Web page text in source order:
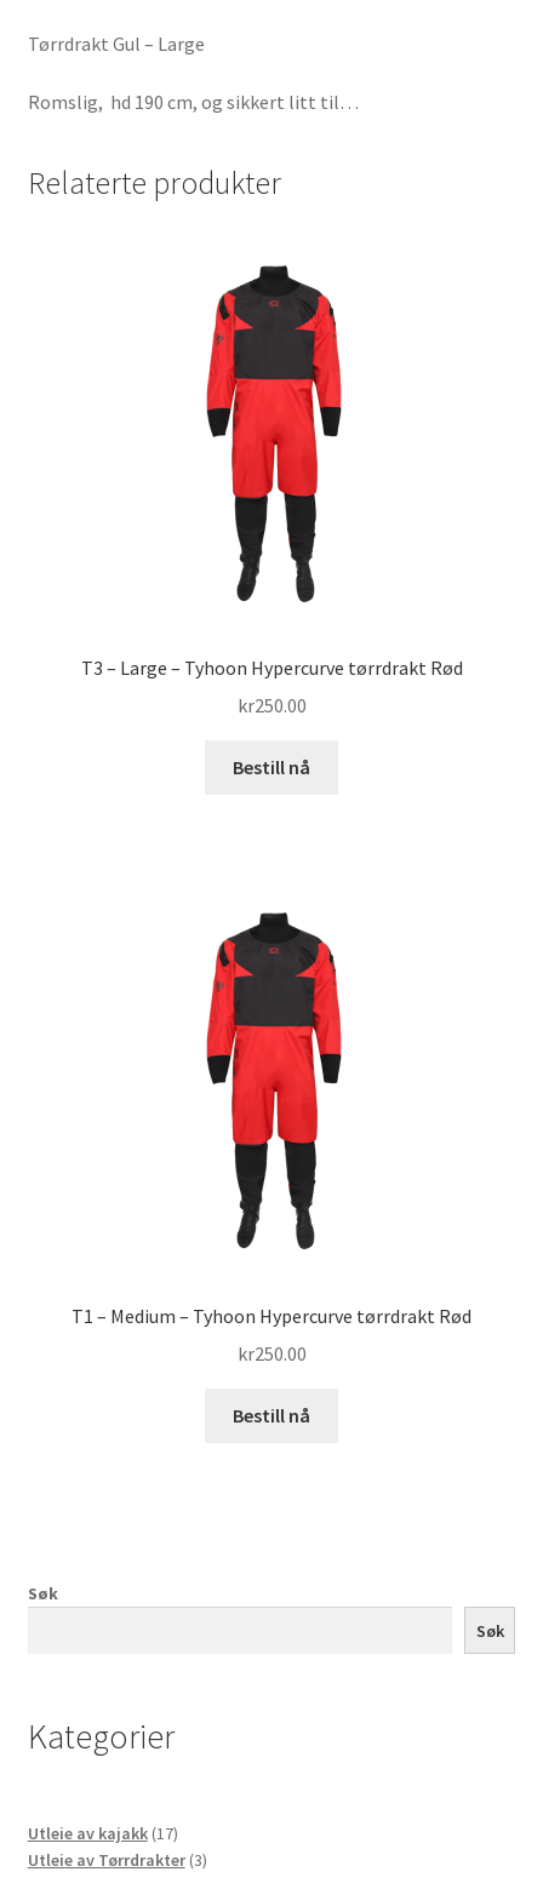
Tørrdrakt Gul – Large
Romslig, hd 190 cm, og sikkert litt til…
Relaterte produkter
T3 – Large – Tyhoon Hypercurve tørrdrakt Rød
kr250.00
Bestill nå
T1 – Medium – Tyhoon Hypercurve tørrdrakt Rød
kr250.00
Bestill nå
Søk
Søk
Kategorier
Utleie av kajakk 1717
produkter
Utleie av Tørrdrakter 33